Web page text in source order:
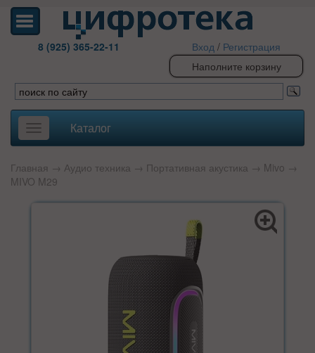
8 (925) 365-22-11 Вход / Регистрация
Наполните корзину
Toggle
navigation
Каталог
Главная → Аудио техника → Портативная акустика → Mivo →
MIVO M29